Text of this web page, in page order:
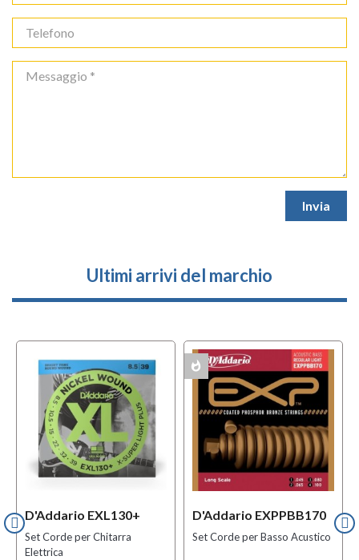
Ultimi arrivi del marchio
D'Addario EXL130+
Set Corde per Chitarra
Elettrica
D'Addario EXPPBB170
Set Corde per Basso Acustico
MULTIPACK whatshot